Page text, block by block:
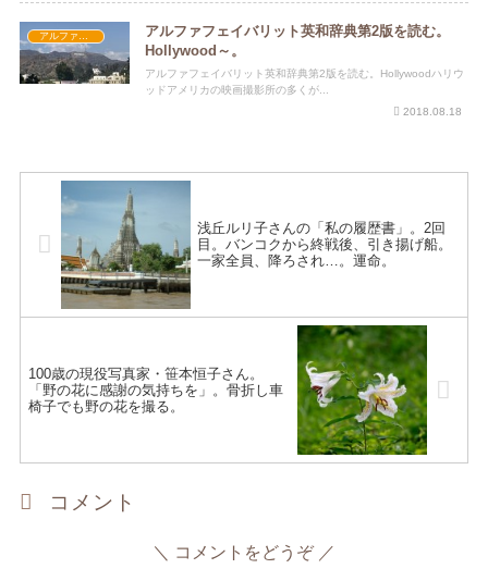
アルファフェイバリット英和辞典第2版
アルファフェイバリット英和辞典第2版を読む。
Hollywood～。
アルファフェイバリット英和辞典第2版を読む。Hollywoodハリウ
ッドアメリカの映画撮影所の多くが...
2018.08.18
浅丘ルリ子さんの「私の履歴書」。2回
目。バンコクから終戦後、引き揚げ船。
一家全員、降ろされ…。運命。
100歳の現役写真家・笹本恒子さん。
「野の花に感謝の気持ちを」。骨折し車
椅子でも野の花を撮る。
コメント
コメントをどうぞ